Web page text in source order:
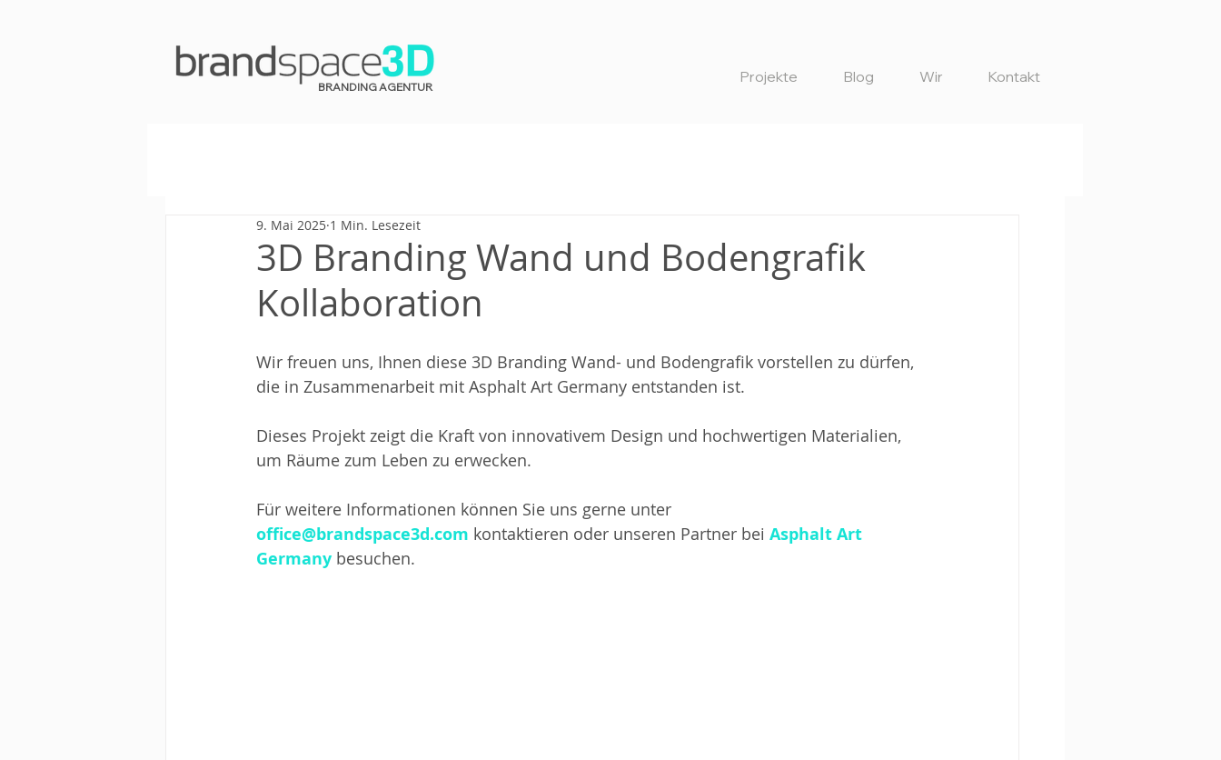
BRANDING AGENTUR
Projekte Blog Wir Kontakt
3D Branding Wand und Bodengrafik
Kollaboration
9. Mai 2025 1 Min. Lesezeit
Wir freuen uns, Ihnen diese 3D Branding Wand- und Bodengrafik vorstellen zu dürfen,
die in Zusammenarbeit mit Asphalt Art Germany entstanden ist.
Dieses Projekt zeigt die Kraft von innovativem Design und hochwertigen Materialien,
um Räume zum Leben zu erwecken.
Für weitere Informationen können Sie uns gerne unter
office@brandspace3d.com kontaktieren oder unseren Partner bei Asphalt Art
Germany besuchen.